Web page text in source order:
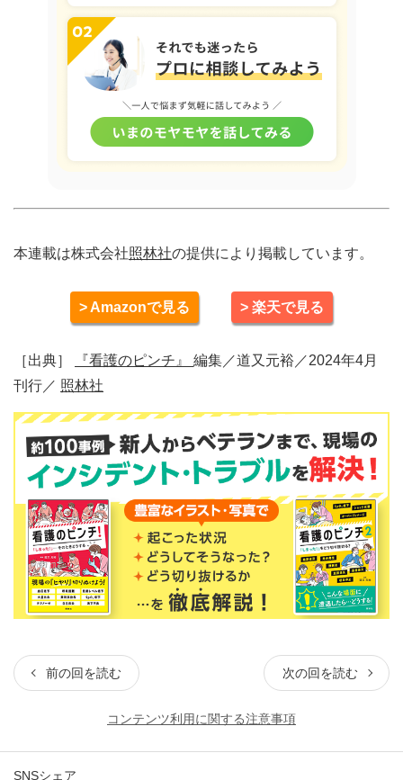
本連載は株式会社照林社の提供により掲載しています。
> Amazonで見る > 楽天で見る
［出典］ 『看護のピンチ』 編集／道又元裕／2024年4月
刊行／ 照林社
前の回を読む 次の回を読む
コンテンツ利用に関する注意事項
SNSシェア